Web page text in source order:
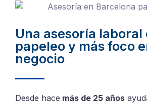
Una asesoría laboral
papeleo y más foco
negocio
Desde hace más de 25 años